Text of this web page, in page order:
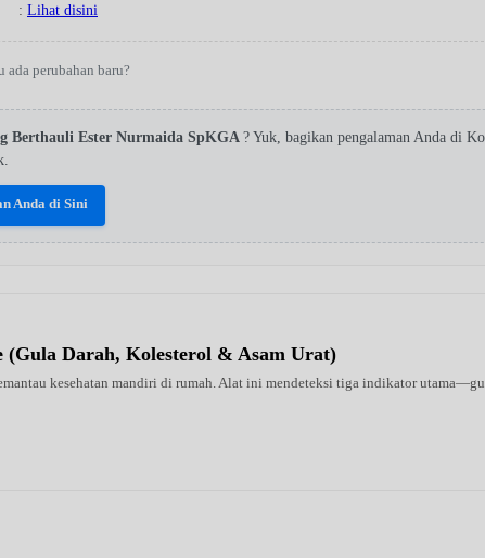
: Lihat disini
ada perubahan baru?
Berthauli Ester Nurmaida SpKGA ? Yuk, bagikan pengalaman Anda di
Anda di Sini
(Gula Darah, Kolesterol & Asam Urat)
kesehatan mandiri di rumah. Alat ini mendeteksi tiga indikator